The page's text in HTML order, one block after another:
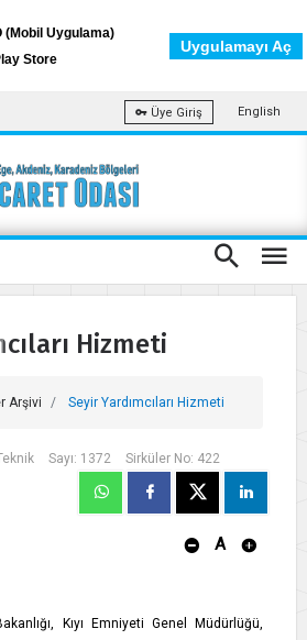
Üye Giriş English
Hizmeti
Arşivi Seyir Yardımcıları Hizmeti
Sayı: 1372 Sirküler No: 422
A
Kıyı Emniyeti Genel Müdürlüğü,
(Mobil Uygulama)
Store
Uygulamayı Aç